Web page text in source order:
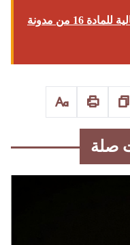
انتهاء الفترة الانتقالية للمادة 16 من مدونة
صلة